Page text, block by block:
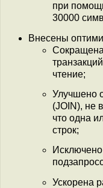
при
30000
Внесены
чтение;
Улучшено
(JOIN), не
что одна
строк;
Ускорена